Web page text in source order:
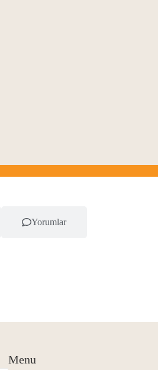
Yorumlar
Menu